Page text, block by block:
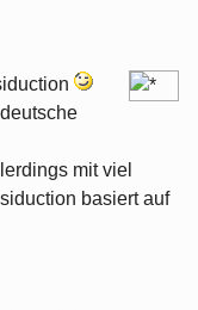
mit viel
basiert auf